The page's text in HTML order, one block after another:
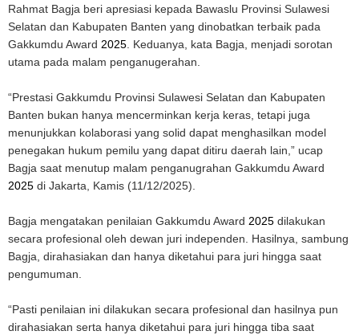
Rahmat Bagja beri apresiasi kepada Bawaslu Provinsi Sulawesi
Selatan dan Kabupaten Banten yang dinobatkan terbaik pada
Gakkumdu Award 2025. Keduanya, kata Bagja, menjadi sorotan
utama pada malam penganugerahan.
“Prestasi Gakkumdu Provinsi Sulawesi Selatan dan Kabupaten
Banten bukan hanya mencerminkan kerja keras, tetapi juga
menunjukkan kolaborasi yang solid dapat menghasilkan model
penegakan hukum pemilu yang dapat ditiru daerah lain,” ucap
Bagja saat menutup malam penganugrahan Gakkumdu Award
2025 di Jakarta, Kamis (11/12/2025).
Bagja mengatakan penilaian Gakkumdu Award 2025 dilakukan
secara profesional oleh dewan juri independen. Hasilnya, sambung
Bagja, dirahasiakan dan hanya diketahui para juri hingga saat
pengumuman.
“Pasti penilaian ini dilakukan secara profesional dan hasilnya pun
dirahasiakan serta hanya diketahui para juri hingga tiba saat